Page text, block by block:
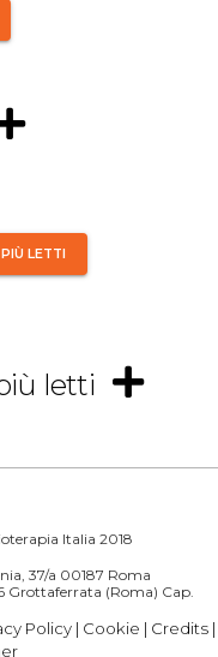
LETTI
letti
Italia 2018
37/a 00187 Roma
Grottaferrata (Roma) Cap.
Policy | Cookie | Credits |